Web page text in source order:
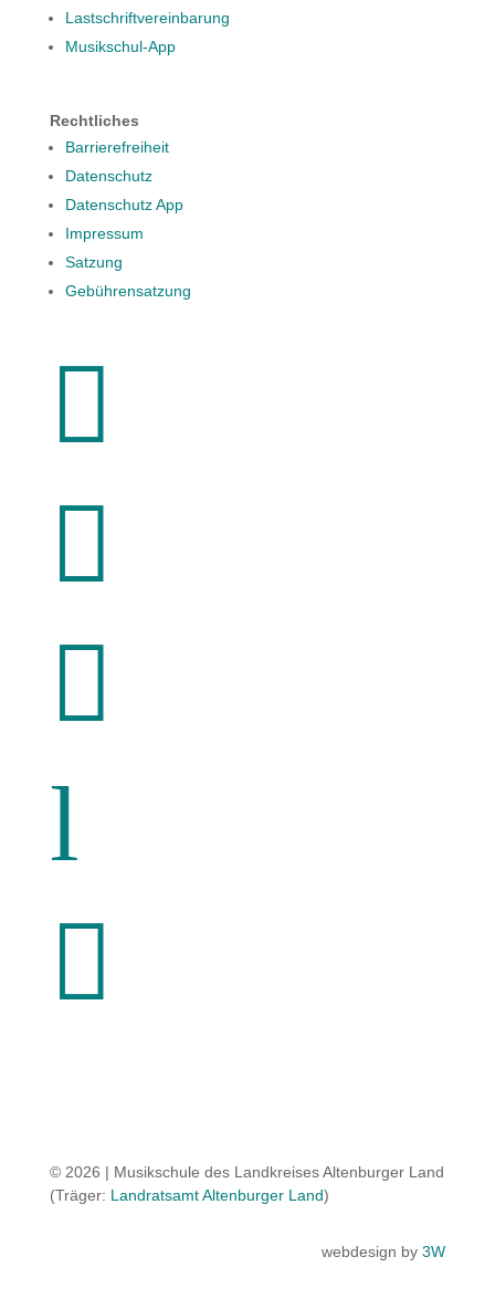
Lastschriftvereinbarung
Musikschul-App
Rechtliches
Barrierefreiheit
Datenschutz
Datenschutz App
Impressum
Satzung
Gebührensatzung



l

© 2026 | Musikschule des Landkreises Altenburger Land
(Träger: Landratsamt Altenburger Land)
webdesign by3W